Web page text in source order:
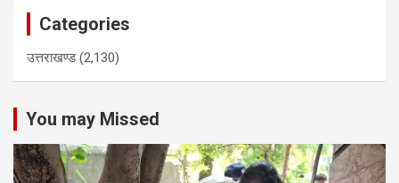
Categories
उत्तराखण्ड(2,130)
You may Missed